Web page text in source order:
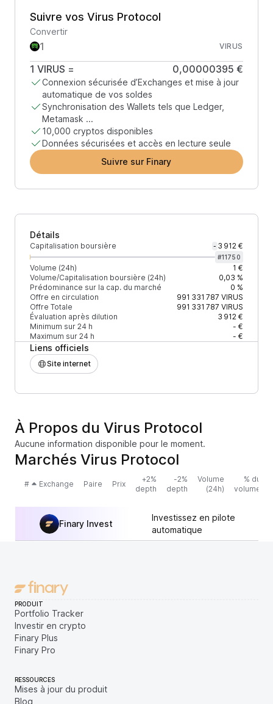
Suivre vos Virus Protocol
Convertir
VIRUS
1 VIRUS = 0,00000395 €
Connexion sécurisée d’Exchanges et mise à jour
automatique de vos soldes
Synchronisation des Wallets tels que Ledger,
Metamask ...
10,000 cryptos disponibles
Données sécurisées et accès en lecture seule
Suivre sur Finary
Détails
Capitalisation boursière - 3 912 €
#11750
Volume (24h)
1 €
Volume/Capitalisation boursière (24h)
0,03 %
Prédominance sur la cap. du marché
0 %
Offre en circulation
991 331 787 VIRUS
Offre Totale
991 331 787 VIRUS
Évaluation après dilution
3 912 €
Minimum sur 24 h
- €
Maximum sur 24 h
- €
Liens officiels
Site internet
À Propos du Virus Protocol
Aucune information disponible pour le moment.
Marchés Virus Protocol
# Exchange Paire Prix
+2%
depth
-2%
depth
Volume
(24h)
% du
volume
Finary Invest
Investissez en pilote
automatique
PRODUIT
Portfolio Tracker
Investir en crypto
Finary Plus
Finary Pro
RESSOURCES
Mises à jour du produit
Blog